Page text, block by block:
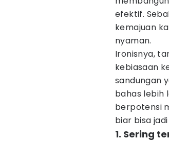
efektif.
kemajuan
nyaman.
Ironisnya,
kebiasaan
sandungan
bahas lebih
berpotensi
biar bisa
1. Sering